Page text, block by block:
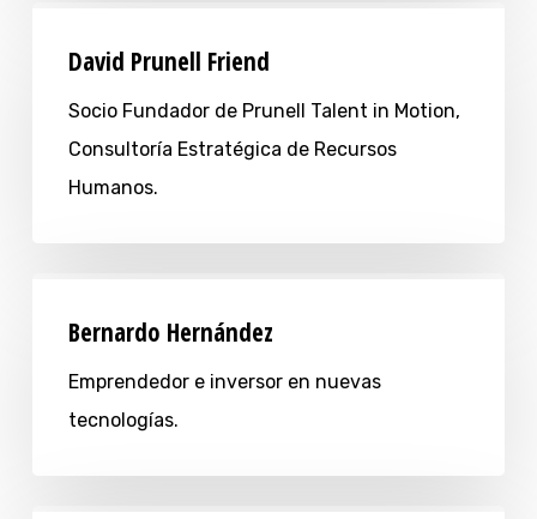
David Prunell Friend
Socio Fundador de Prunell Talent in Motion,
Consultoría Estratégica de Recursos
Humanos.
Bernardo Hernández
Emprendedor e inversor en nuevas
tecnologías.